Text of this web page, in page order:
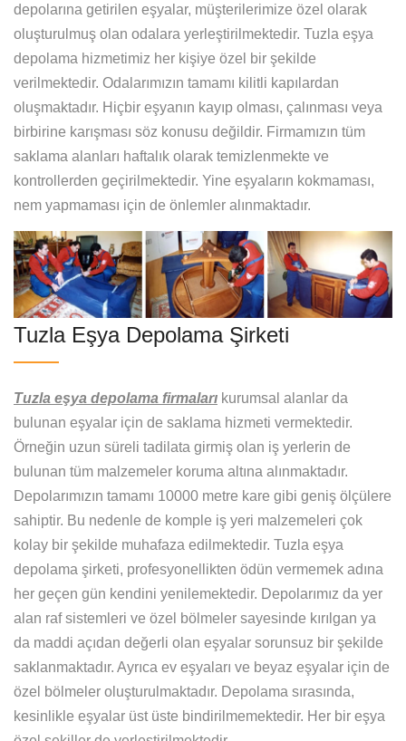
depolarına getirilen eşyalar, müşterilerimize özel olarak
oluşturulmuş olan odalara yerleştirilmektedir. Tuzla eşya
depolama hizmetimiz her kişiye özel bir şekilde
verilmektedir. Odalarımızın tamamı kilitli kapılardan
oluşmaktadır. Hiçbir eşyanın kayıp olması, çalınması veya
birbirine karışması söz konusu değildir. Firmamızın tüm
saklama alanları haftalık olarak temizlenmekte ve
kontrollerden geçirilmektedir. Yine eşyaların kokmaması,
nem yapmaması için de önlemler alınmaktadır.
Tuzla Eşya Depolama Şirketi
Tuzla eşya depolama firmaları kurumsal alanlar da
bulunan eşyalar için de saklama hizmeti vermektedir.
Örneğin uzun süreli tadilata girmiş olan iş yerlerin de
bulunan tüm malzemeler koruma altına alınmaktadır.
Depolarımızın tamamı 10000 metre kare gibi geniş ölçülere
sahiptir. Bu nedenle de komple iş yeri malzemeleri çok
kolay bir şekilde muhafaza edilmektedir. Tuzla eşya
depolama şirketi, profesyonellikten ödün vermemek adına
her geçen gün kendini yenilemektedir. Depolarımız da yer
alan raf sistemleri ve özel bölmeler sayesinde kırılgan ya
da maddi açıdan değerli olan eşyalar sorunsuz bir şekilde
saklanmaktadır. Ayrıca ev eşyaları ve beyaz eşyalar için de
özel bölmeler oluşturulmaktadır. Depolama sırasında,
kesinlikle eşyalar üst üste bindirilmemektedir. Her bir eşya